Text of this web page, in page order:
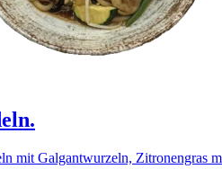
mit Galgantwurzeln, Zitronengras